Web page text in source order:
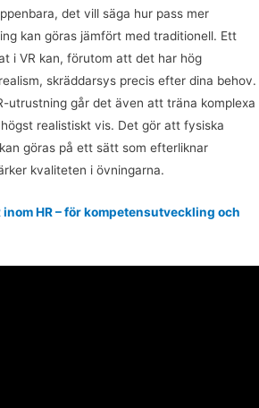
det vill säga hur pass mer
kan göras jämfört med traditionell. Ett
i VR kan, förutom att det har hög
skräddarsys precis efter dina behov.
utrustning går det även att träna komplexa
realistiskt vis. Det gör att fysiska
göras på ett sätt som efterliknar
kvaliteten i övningarna.
inom HR – för kompetensutveckling och